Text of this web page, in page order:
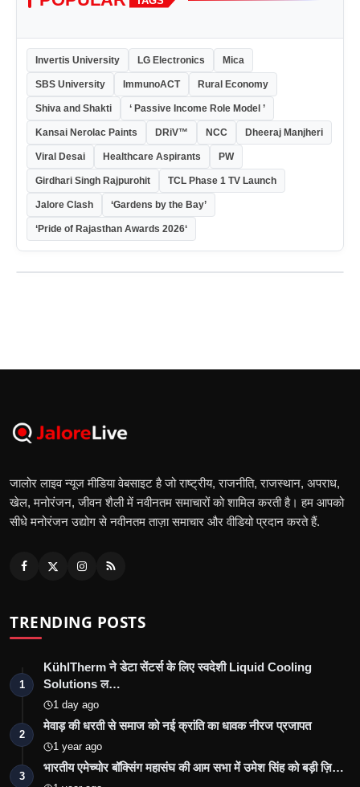
Invertis University LG Electronics Mica
SBS University ImmunoACT Rural Economy
Shiva and Shakti ‘ Passive Income Role Model ’
Kansai Nerolac Paints DRiV™ NCC Dheeraj Manjheri
Viral Desai Healthcare Aspirants PW
Girdhari Singh Rajpurohit TCL Phase 1 TV Launch
Jalore Clash ‘Gardens by the Bay’
‘Pride of Rajasthan Awards 2026‘
जालोर लाइव न्यूज मीडिया वेबसाइट है जो राष्ट्रीय, राजनीति, राजस्थान, अपराध,
खेल, मनोरंजन, जीवन शैली में नवीनतम समाचारों को शामिल करती है। हम आपको
सीधे मनोरंजन उद्योग से नवीनतम ताज़ा समाचार और वीडियो प्रदान करते हैं.
TRENDING POSTS
1
KühlTherm ने डेटा सेंटर्स के लिए स्वदेशी Liquid Cooling
Solutions ल…
1 day ago
2
मेवाड़ की धरती से समाज को नई क्रांति का धावक नीरज प्रजापत
1 year ago
3
भारतीय एमेच्योर बॉक्सिंग महासंघ की आम सभा में उमेश सिंह को बड़ी ज़ि…